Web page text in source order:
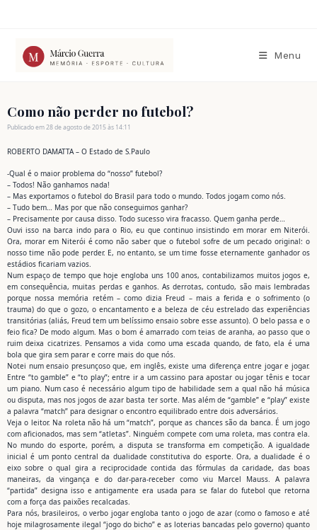
conteúdo
Menu
Como não perder no futebol?
Publicado em 28 de agosto de 2015 às 14:11
ROBERTO DAMATTA – O Estado de S.Paulo
-Qual é o maior problema do “nosso” futebol?
– Todos! Não ganhamos nada!
– Mas exportamos o futebol do Brasil para todo o mundo. Todos jogam como nós.
– Tudo bem… Mas por que não conseguimos ganhar?
– Precisamente por causa disso. Todo sucesso vira fracasso. Quem ganha perde…
Ouvi isso na barca indo para o Rio, eu que continuo insistindo em morar em Niterói.
Ora, morar em Niterói é como não saber que o futebol sofre de um pecado original: o
nosso time não pode perder. E, no entanto, se um time fosse eternamente ganhador os
estádios ficariam vazios.
Num espaço de tempo que hoje engloba uns 100 anos, contabilizamos muitos jogos e,
em consequência, muitas perdas e ganhos. As derrotas, contudo, são mais lembradas
porque nossa memória retém – como dizia Freud – mais a ferida e o sofrimento (o
trauma) do que o gozo, o encantamento e a beleza de céu estrelado das experiências
transitórias (aliás, Freud tem um belíssimo ensaio sobre esse assunto). O belo passa e o
feio fica? De modo algum. Mas o bom é amarrado com teias de aranha, ao passo que o
ruim deixa cicatrizes. Pensamos a vida como uma escada quando, de fato, ela é uma
bola que gira sem parar e corre mais do que nós.
Notei num ensaio presunçoso que, em inglês, existe uma diferença entre jogar e jogar.
Entre “to gamble” e “to play”; entre ir a um cassino para apostar ou jogar tênis e tocar
um piano. Num caso é necessário algum tipo de habilidade sem a qual não há música
ou disputa, mas nos jogos de azar basta ter sorte. Mas além de “gamble” e “play” existe
a palavra “match” para designar o encontro equilibrado entre dois adversários.
Veja o leitor. Na roleta não há um “match”, porque as chances são da banca. É um jogo
com aficionados, mas sem “atletas”. Ninguém compete com uma roleta, mas contra ela.
No mundo do esporte, porém, a disputa se transforma em competição. A igualdade
inicial é um ponto central da dualidade constitutiva do esporte. Ora, a dualidade é o
eixo sobre o qual gira a reciprocidade contida das fórmulas da caridade, das boas
maneiras, da vingança e do dar-para-receber como viu Marcel Mauss. A palavra
“partida” designa isso e antigamente era usada para se falar do futebol que retorna
com a força das paixões recalcadas.
Para nós, brasileiros, o verbo jogar engloba tanto o jogo de azar (como o famoso e até
hoje milagrosamente ilegal “jogo do bicho” e as loterias bancadas pelo governo) quanto